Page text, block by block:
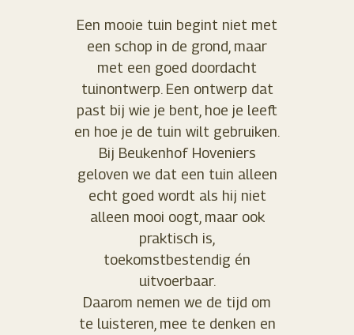
Een mooie tuin begint niet met
een schop in de grond, maar
met een goed doordacht
tuinontwerp. Een ontwerp dat
past bij wie je bent, hoe je leeft
en hoe je de tuin wilt gebruiken.
Bij Beukenhof Hoveniers
geloven we dat een tuin alleen
echt goed wordt als hij niet
alleen mooi oogt, maar ook
praktisch is,
toekomstbestendig én
uitvoerbaar.
Daarom nemen we de tijd om
te luisteren, mee te denken en